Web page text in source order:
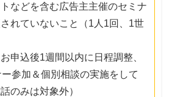
などを含む広告主主催のセミナ
れていないこと（1人1回、1世
申込後1週間以内に日程調整、
参加＆個別相談の実施をして
のみは対象外）